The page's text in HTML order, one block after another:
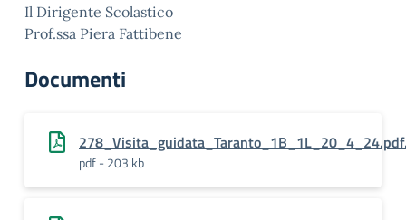
Il Dirigente Scolastico
Prof.ssa Piera Fattibene
Documenti
pdf - 203 kb